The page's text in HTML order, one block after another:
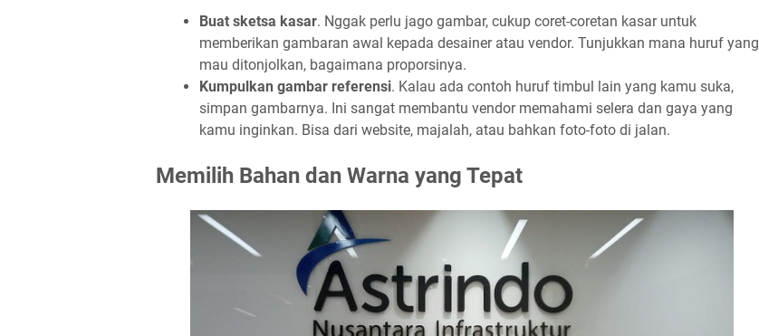
Buat sketsa kasar. Nggak perlu jago gambar, cukup coret-coretan kasar untuk
memberikan gambaran awal kepada desainer atau vendor. Tunjukkan mana huruf yang
mau ditonjolkan, bagaimana proporsinya.
Kumpulkan gambar referensi. Kalau ada contoh huruf timbul lain yang kamu suka,
simpan gambarnya. Ini sangat membantu vendor memahami selera dan gaya yang
kamu inginkan. Bisa dari website, majalah, atau bahkan foto-foto di jalan.
Memilih Bahan dan Warna yang Tepat